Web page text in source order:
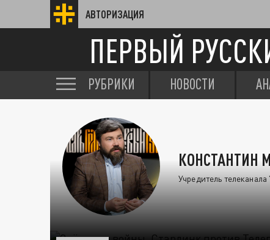
АВТОРИЗАЦИЯ
ПЕРВЫЙ
РУБРИКИ НОВОСТИ
КОНСТАНТИН
Учредитель телеканала